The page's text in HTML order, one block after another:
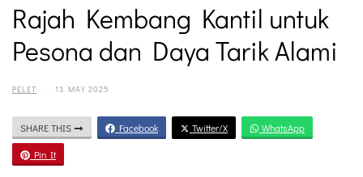
Rajah Kembang Kantil untuk
Pesona dan Daya Tarik Alami
PELET · 13 MAY 2025
SHARE THIS Facebook Twitter/X WhatsApp
Pin It